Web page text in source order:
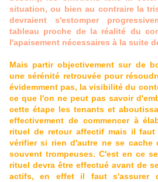
situation, ou bien au contraire la
devraient s'estomper
tableau proche de la réalité du
l'apaisement nécessaires à la suite
Mais partir objectivement sur de
une sérénité retrouvée pour
évidemment pas, la visibilité du
ce que l'on ne peut pas savoir
cette étape les tenants et
effectivement de commencer à
rituel de retour affectif mais il
vérifier si rien d'autre ne se cache
souvent trompeuses. C'est en ce
rituel devra être effectué avant de
actifs, en effet il faut s'assurer